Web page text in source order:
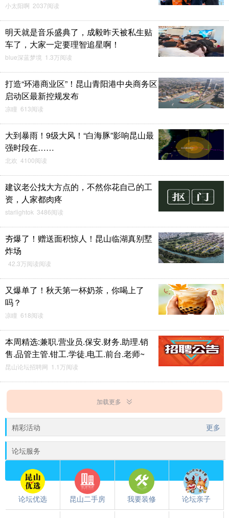
小太阳啊 2037阅读
明天就是音乐盛典了，成毅昨天被私生贴
车了，大家一定要理智追星啊！
blue深蓝梦境 1.3万阅读
打造“环港商业区”！昆山青阳港中央商务区
启动区最新控规发布
凉瞳 613阅读
大到暴雨！9级大风！“白海豚”影响昆山最
强时段在……
北欢 4100阅读
建议老公找大方点的，不然你花自己的工
资，人家都肉疼
starlightok 3486阅读
夯爆了！赠送面积惊人！昆山临湖真别墅
炸场
42.3万阅读阅读
又爆单了！秋天第一杯奶茶，你喝上了
吗？
凉瞳 618阅读
本周精选:兼职.营业员.保安.财务.助理.销
售.品管主管.钳工.学徒.电工.前台.老师~
昆山论坛招聘网 1.1万阅读
加载更多
精彩活动 更多
论坛服务
论坛优选 昆山二手房 我要装修 论坛亲子